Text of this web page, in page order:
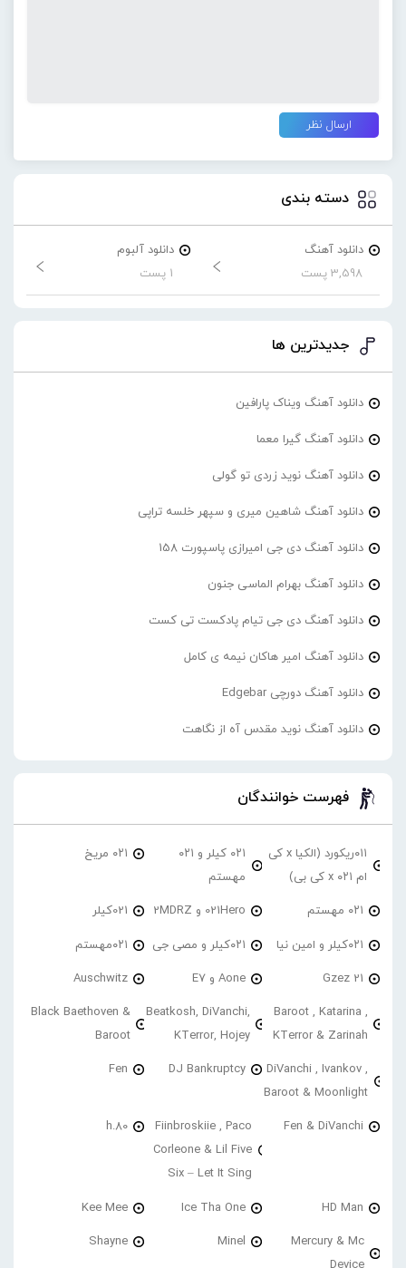
دسته بندی
دانلود آهنگ
3,598 پست
دانلود آلبوم
1 پست
جدیدترین ها
دانلود آهنگ ویناک پارافین
دانلود آهنگ گیرا معما
دانلود آهنگ نوید زردی تو گولی
دانلود آهنگ شاهین میری و سپهر خلسه تراپی
دانلود آهنگ دی جی امیرازی پاسپورت 158
دانلود آهنگ بهرام الماسی جنون
دانلود آهنگ دی جی تیام پادکست تی کست
دانلود آهنگ امیر هاکان نیمه ی کامل
دانلود آهنگ دورچی Edgebar
دانلود آهنگ نوید مقدس آه از نگاهت
فهرست خوانندگان
۰۱۱ریکورد (الکیا x کی
ام ۰۲۱ x کی بی)
۰۲۱ کیلر و ۰۲۱
مهستم
۰۲۱ مریخ
۰۲۱ مهستم 021Hero و 2MDRZ 021کیلر
۰۲۱کیلر و امین نیا ۰۲۱کیلر و مصی جی ۰۲۱مهستم
21 Gzez Aone و E7 Auschwitz
Baroot , Katarina ,
KTerror & Zarinah
Beatkosh, DiVanchi,
KTerror, Hojey
Black Baethoven &
Baroot
DiVanchi , Ivankov ,
Baroot & Moonlight
DJ Bankruptcy
Fen
Fen & DiVanchi
Fiinbroskiie , Paco
Corleone & Lil Five
Six – Let It Sing
h.80
HD Man
Ice Tha One
Kee Mee
Mercury & Mc
Minel
Shayne